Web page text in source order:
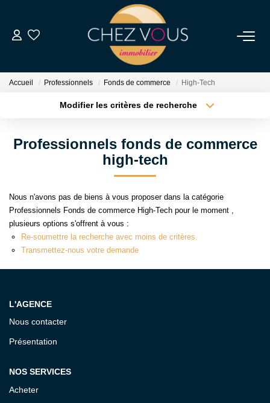
NOS BIENS
Location
ESTIMER
NOS SERVICES
NOTRE AGENCE
Accueil Professionnels Fonds de commerce High-Tech
Modifier les critères de recherche
Type de bien
Surface min
Créer une alerte
Professionnels fonds de commerce
high-tech
Nous n'avons pas de biens à vous proposer dans la catégorie
Professionnels Fonds de commerce High-Tech pour le moment ,
plusieurs options s'offrent à vous :
Re-soumettre la recherche avec moins de critères.
Transmettez-nous votre demande
L'AGENCE
Nous contacter
Présentation
NOS SERVICES
Acheter